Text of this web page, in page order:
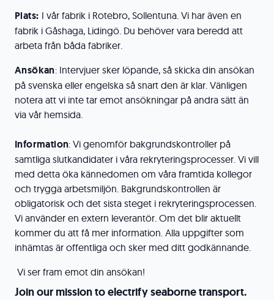
Plats: I vår fabrik i Rotebro, Sollentuna. Vi har även en
fabrik i Gåshaga, Lidingö. Du behöver vara beredd att
arbeta från båda fabriker.
Ansökan: Intervjuer sker löpande, så skicka din ansökan
på svenska eller engelska så snart den är klar. Vänligen
notera att vi inte tar emot ansökningar på andra sätt än
via vår hemsida.
Information: Vi genomför bakgrundskontroller på
samtliga slutkandidater i våra rekryteringsprocesser. Vi vill
med detta öka kännedomen om våra framtida kollegor
och trygga arbetsmiljön. Bakgrundskontrollen är
obligatorisk och det sista steget i rekryteringsprocessen.
Vi använder en extern leverantör. Om det blir aktuellt
kommer du att få mer information. Alla uppgifter som
inhämtas är offentliga och sker med ditt godkännande.
Vi ser fram emot din ansökan!
Join our mission to electrify seaborne transport.